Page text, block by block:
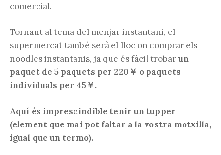
comercial.
Tornant al tema del menjar instantani, el
supermercat també serà el lloc on comprar els
noodles instantanis, ja que és fàcil trobarun
paquet de 5 paquets per 220￥ o paquets
individuals per 45￥.
Aquí és imprescindible tenir un tupper
(element que mai pot faltar a la vostra motxilla,
igual que un termo).